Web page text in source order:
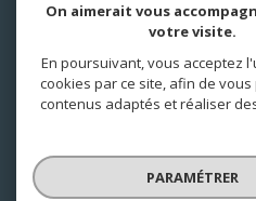
© 2026 | TOUS DROITS RÉSERVÉS |
MENTIONS LÉGALES
POLITIQUE RGPD
On aimerait vous
votre visite.
En poursuivant, vous acceptez
cookies par ce site, afin de
contenus adaptés et réaliser
PARAMÉTRER